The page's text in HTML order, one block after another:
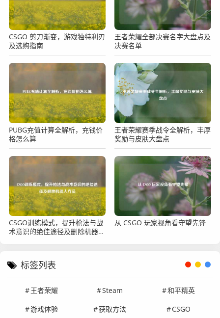
CSGO 剪刀渐变，游戏独特利刃
及选购指南
王者荣耀全部决赛名字大盘点及
决赛名单
PUBG充值计算全解析，充钱价
格怎么算
王者荣耀赛季战令全解析，丰厚
奖励与皮肤大盘点
CSGO训练模式，提升枪法与战
术意识的绝佳途径及删除机器人
从 CSGO 玩家视角看守望先锋
标签列表
王者荣耀 Steam
和平精英
游戏体验
获取方法 CSGO